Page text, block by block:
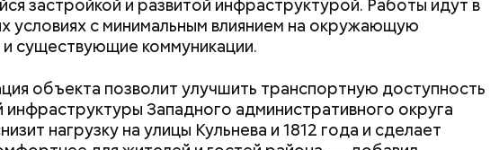
застройкой и развитой инфраструктурой. Работы идут в
условиях с минимальным влиянием на окружающую
и существующие коммуникации.
объекта позволит улучшить транспортную доступность
инфраструктуры Западного административного округа
нагрузку на улицы Кульнева и 1812 года и сделает